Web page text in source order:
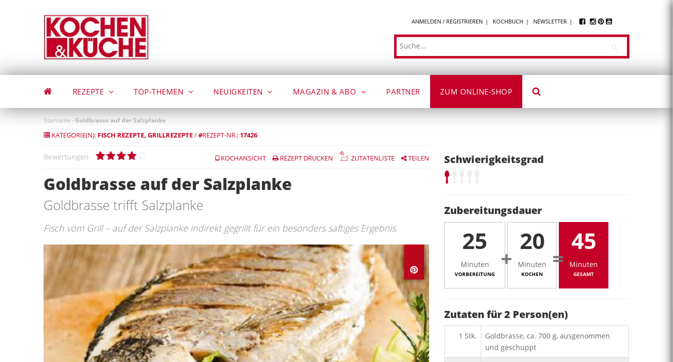
ANMELDEN / REGISTRIEREN KOCHBUCH NEWSLETTER
Suche
REZEPTE TOP-THEMEN NEUIGKEITEN MAGAZIN & ABO PARTNER ZUM ONLINE-SHOP
Startseite -Goldbrasse auf der Salzplanke
KATEGORIE(N): FISCH REZEPTE GRILLREZEPTE/#REZEPT-NR.: 17426
Bewertungen KOCHANSICHT REZEPT DRUCKEN ZUTATENLISTE TEILEN
Goldbrasse auf der Salzplanke
Goldbrasse trifft Salzplanke
Fisch vom Grill – auf der Salzplanke indirekt gegrillt für ein besonders saftiges Ergebnis.
Schwierigkeitsgrad
Zubereitungsdauer
25
Minuten
VORBEREITUNG
+
20
Minuten
KOCHEN
=
45
Minuten
GESAMT
Zutaten für2 Person(en)
1 Stk.
Goldbrasse, ca. 700 g, ausgenommen
und geschuppt